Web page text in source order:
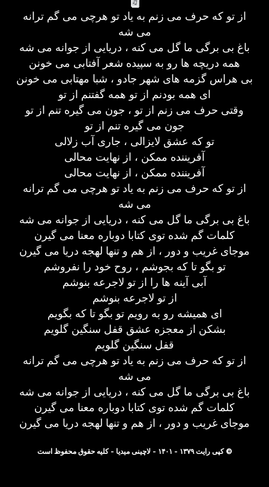
از تو که حرف می زنم به یاد تو هرچی می گم ترانه
می شه
باغ بی برگی ما گل می کنه ، دریایی از جوانه می شه
همه دریچه ها رو به سپیده شعر آفتابی می خونن
بی هراس گزمه های شهر جادو ، شبا مهتابی می خونن
ای همه بودنم از تو همه گفتنم از تو
وقتی حرف می زنم از تو ، جون می گیره تنم از تو
جون می گیره تنم از تو
تو که عشق لایزالی ، جاری آب زلالی
آفریننده ممکن ، از نهایت محالی
آفریننده ممکن ، از نهایت محالی
از تو که حرف می زنم به یاد تو هرچی می گم ترانه
می شه
باغ بی برگی ما گل می کنه ، دریایی از جوانه می شه
کلمات گم شده توی کتابا دوباره معنا می گیرن
موجای غریب و دور ، از هم و تنها لهجه دریا می گیرن
تو بگو تا که بجوشم ، روح خود را نفروشم
آبی آینه ها را از تو لاجرعه بنوشم
از تو لاجرعه بنوشم
ای همیشه رو به رویم تو بگو تا که بگویم
بشکن از معجزه عشق قفل سنگین گلویم
قفل سنگین گلویم
از تو که حرف می زنم به یاد تو هرچی می گم ترانه
می شه
باغ بی برگی ما گل می کنه ، دریایی از جوانه می شه
کلمات گم شده توی کتابا دوباره معنا می گیرن
موجای غریب و دور ، از هم و تنها لهجه دریا می گیرن
© کپی رایت ۱۳۷۹ - ۱۴۰۱ - لاچینی میدیا - کلیه حقوق محفوظ است